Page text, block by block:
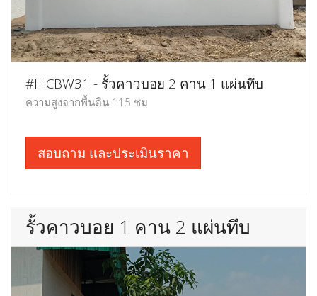
#H.CBW31 - รั้วคาวบอย 2 คาน 1 แผ่นทึบ
ความสูงจากพื้นดิน 115 ซม
สอบถาม และประเมินราคา
รั้วคาวบอย 1 คาน 2 แผ่นทึบ